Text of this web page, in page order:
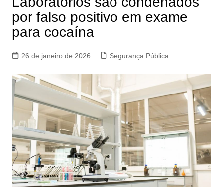
por falso positivo em exame
para cocaína
26 de janeiro de 2026 Segurança Pública